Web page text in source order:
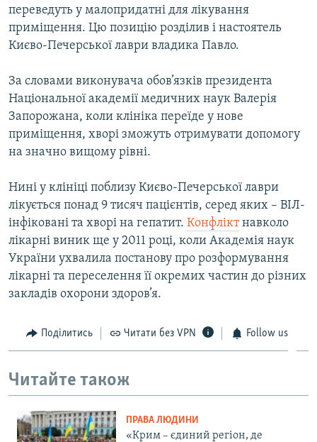
переведуть у малопридатні для лікування
приміщення. Цю позицію розділив і настоятель
Києво-Печерської лаври владика Павло.
За словами виконувача обов’язків президента
Національної академії медичних наук Валерія
Запорожана, коли клініка переїде у нове
приміщення, хворі зможуть отримувати допомогу
на значно вищому рівні.
Нині у клініці поблизу Києво-Печерської лаври
лікується понад 9 тисяч пацієнтів, серед яких – ВІЛ-
інфіковані та хворі на гепатит. Конфліктнавколо
лікарні виник ще у 2011 році, коли Академія наук
України ухвалила постанову про розформування
лікарні та переселення її окремих частин до різних
закладів охорони здоров’я.
Поділитись Читати без VPN Follow us
Читайте також
ПРАВА ЛЮДИНИ
«Крим – єдиний регіон, де